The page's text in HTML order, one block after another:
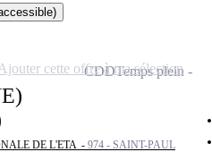
DE L'ETA - 974 - SAINT-PAUL
CDDTemps plein
Ajouter cette offre à ma sélection